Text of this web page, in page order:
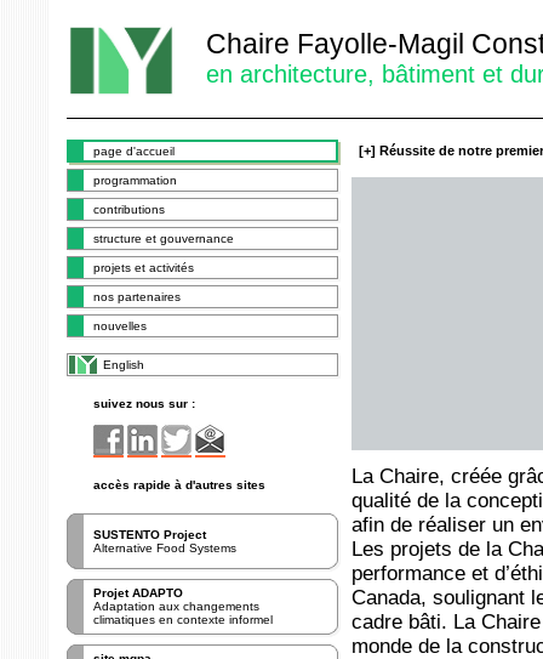
Chaire Fayolle-Magil
en architecture, bâtiment et
page d'accueil
programmation
contributions
structure et gouvernance
projets et activités
nos partenaires
nouvelles
English
suivez nous sur :
accès rapide à d'autres sites
SUSTENTO Project
Alternative Food Systems
Projet ADAPTO
Adaptation aux changements
climatiques en contexte informel